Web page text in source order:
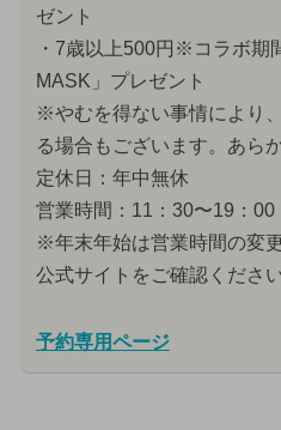
ゼント
・7歳以上500円※コラボ期
MASK」プレゼント
※やむを得ない事情により
る場合もございます。あら
定休日：年中無休
営業時間：11：30〜19：00
※年末年始は営業時間の変
公式サイトをご確認ください
予約専用ページ